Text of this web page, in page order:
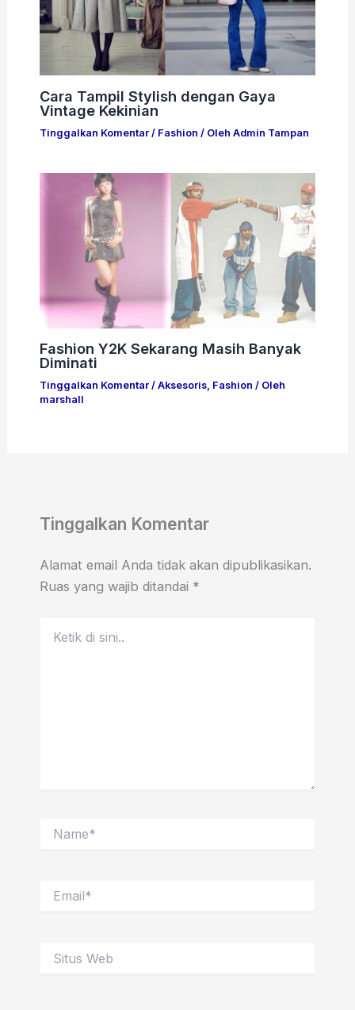
Cara Tampil Stylish dengan Gaya
Vintage Kekinian
Tinggalkan Komentar / Fashion / Oleh Admin Tampan
Fashion Y2K Sekarang Masih Banyak
Diminati
Tinggalkan Komentar / Aksesoris, Fashion / Oleh
marshall
Tinggalkan Komentar
Alamat email Anda tidak akan dipublikasikan.
Ruas yang wajib ditandai *
Web